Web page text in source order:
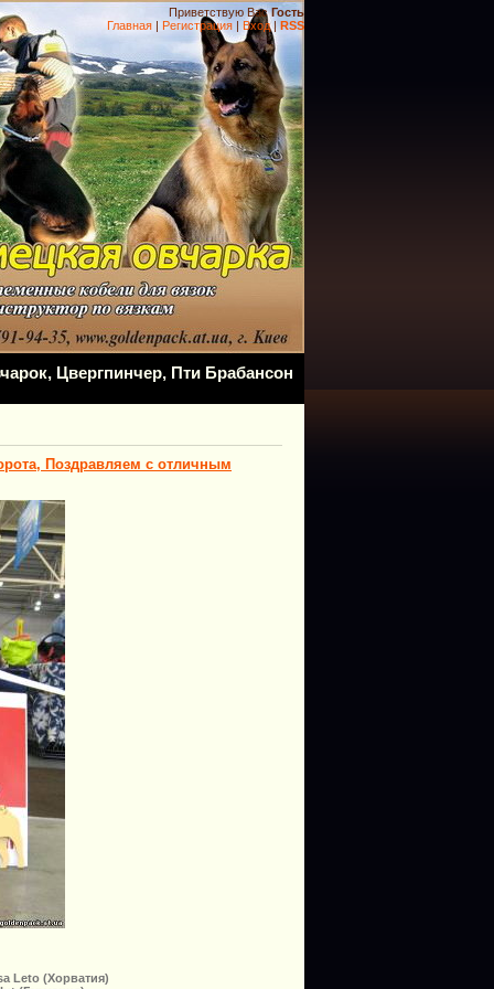
Приветствую Вас Гость
Главная | Регистрация | Вход| RSS
Цвергпинчер, Пти Брабансон
Поздравляем с отличным
Leto (Хорватия)